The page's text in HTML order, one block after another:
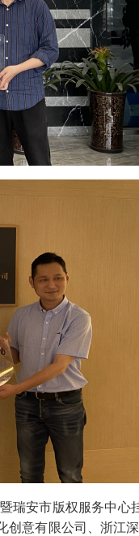
安市版权服务中心
意有限公司、浙江